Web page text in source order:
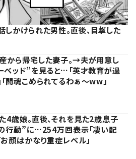
かけられた男性。直後、目撃した
から帰宅した妻子。→夫が用意し
ベッド”を見ると…「英才教育が過
闘魂こめられてるわぁ～ww」
4歳娘。直後、それを見た2歳息子
行動”に…254万回表示「凄い配
「お顔はかなり重症レベル」